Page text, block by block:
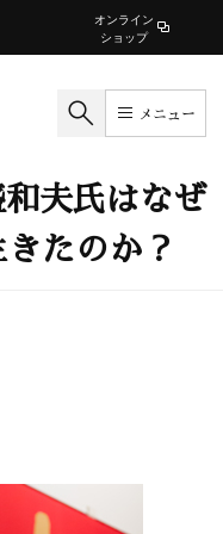
オンライン
ショップ
メニュー
夫氏はなぜ
きたのか？